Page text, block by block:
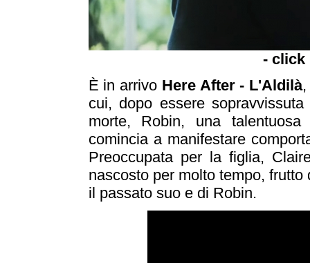
- click
È in arrivo Here After - L'Aldilà,
cui, dopo essere
morte, Robin, una
comincia a manifestare
Preoccupata per la figlia,
nascosto per molto tempo,
il passato suo e di Robin.